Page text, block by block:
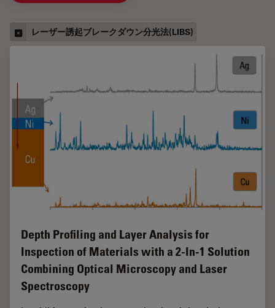
レーザー誘起ブレークダウン分光法(LIBS)
Depth Profiling and Layer Analysis for
Inspection of Materials with a 2-In-1 Solution
Combining Optical Microscopy and Laser
Spectroscopy